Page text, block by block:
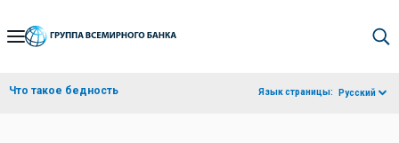
Skip
Navigation
Что такое бедность Язык страницы: Русский